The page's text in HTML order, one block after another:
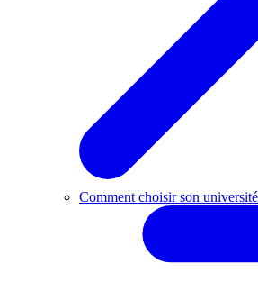
Comment choisir son